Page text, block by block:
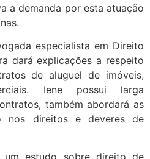
a demanda por esta atuação
especialista em Direito
dará explicações a respeito
de aluguel de imóveis,
Iene possui larga
também abordará as
nos direitos e deveres de